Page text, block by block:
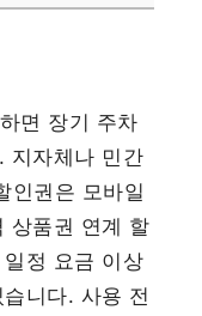
면 장기 주차
지자체나 민간
인권은 모바일
상품권 연계 할
정 요금 이상
니다. 사용 전